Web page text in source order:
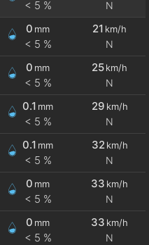
< 5 % N
0 mm
< 5 %
21 km/h
N
0 mm
< 5 %
25km/h
N
0.1 mm
< 5 %
29 km/h
N
0.1 mm
< 5 %
32 km/h
N
0 mm
< 5 %
33 km/h
N
0 mm
< 5 %
33 km/h
N